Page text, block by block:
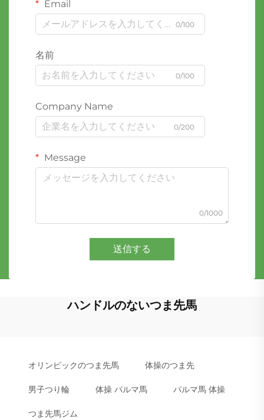
Email
0/100
名前
0/100
Company Name
0/200
Message
0/1000
送信する
ハンドルのないつま先馬
オリンピックのつま先馬 体操のつま先
男子つり輪 体操 パルマ馬 パルマ馬 体操
つま先馬ジム